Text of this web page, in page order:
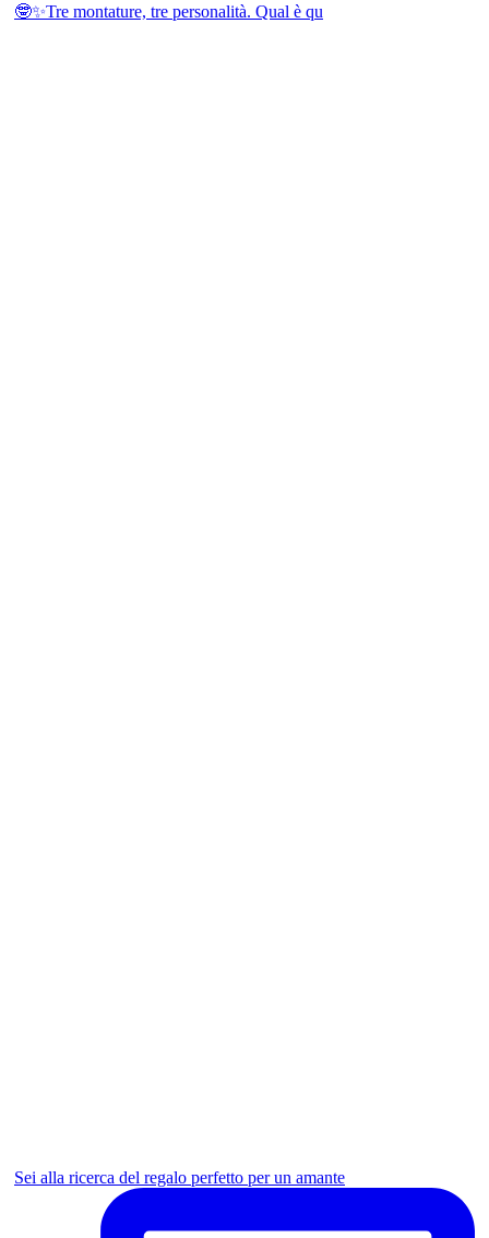
🤓✨Tre montature, tre personalità. Qual è qu
Sei alla ricerca del regalo perfetto per un amante